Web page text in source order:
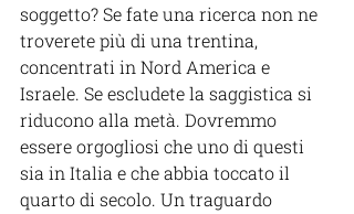
soggetto? Se fate una ricerca non ne
troverete più di una trentina,
concentrati in Nord America e
Israele. Se escludete la saggistica si
riducono alla metà. Dovremmo
essere orgogliosi che uno di questi
sia in Italia e che abbia toccato il
quarto di secolo. Un traguardo